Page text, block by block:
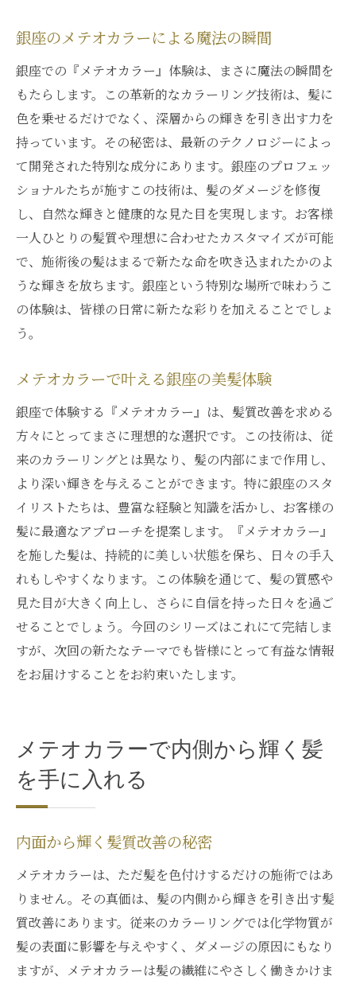
銀座のメテオカラーによる魔法の瞬間
銀座での『メテオカラー』体験は、まさに魔法の瞬間を
もたらします。この革新的なカラーリング技術は、髪に
色を乗せるだけでなく、深層からの輝きを引き出す力を
持っています。その秘密は、最新のテクノロジーによっ
て開発された特別な成分にあります。銀座のプロフェッ
ショナルたちが施すこの技術は、髪のダメージを修復
し、自然な輝きと健康的な見た目を実現します。お客様
一人ひとりの髪質や理想に合わせたカスタマイズが可能
で、施術後の髪はまるで新たな命を吹き込まれたかのよ
うな輝きを放ちます。銀座という特別な場所で味わうこ
の体験は、皆様の日常に新たな彩りを加えることでしょ
う。
メテオカラーで叶える銀座の美髪体験
銀座で体験する『メテオカラー』は、髪質改善を求める
方々にとってまさに理想的な選択です。この技術は、従
来のカラーリングとは異なり、髪の内部にまで作用し、
より深い輝きを与えることができます。特に銀座のスタ
イリストたちは、豊富な経験と知識を活かし、お客様の
髪に最適なアプローチを提案します。『メテオカラー』
を施した髪は、持続的に美しい状態を保ち、日々の手入
れもしやすくなります。この体験を通じて、髪の質感や
見た目が大きく向上し、さらに自信を持った日々を過ご
せることでしょう。今回のシリーズはこれにて完結しま
すが、次回の新たなテーマでも皆様にとって有益な情報
をお届けすることをお約束いたします。
メテオカラーで内側から輝く髪
を手に入れる
内面から輝く髪質改善の秘密
メテオカラーは、ただ髪を色付けするだけの施術ではあ
りません。その真価は、髪の内側から輝きを引き出す髪
質改善にあります。従来のカラーリングでは化学物質が
髪の表面に影響を与えやすく、ダメージの原因にもなり
ますが、メテオカラーは髪の繊維にやさしく働きかけま